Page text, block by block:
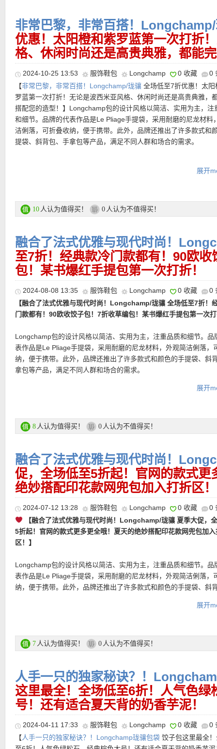
年销冠！松弛软榻像一朵轻轻落在肩上的云。石榴红颜色，则在随
一份明亮与态度。采用轻盈复合帆布，包身自然垂坠，随走随动，
很有型。Longchamp 标志性的骑士奖牌，低调点缀，安全感与品
存。可肩背、腋下背，甚至自由更换肩带，玩法很多。
【Longchamp珑骧 Le Pliage大号背包 黑五85折仅131欧！】
轻
搭，是Longchamp最受欢迎的经典背包款，大号也太能装了吧！粉
柔又清爽，日常通勤、旅行都能轻松驾驭。设计简约大方，搭配了
革扣环和拉链，展现出自然与现代的完美结合。背包有一个侧袋方
【Longchamp ÉPURE马鞍包 新人折上折仅258欧！】在经典与
间，Longchamp 找到了一条恰到好处的平衡。Épure，大象品牌流
压印着低调却又皱纹度的赛马logo，是对品牌马术精神的精致致敬
用牛皮打造，质地坚固耐磨，却依然保有温润玻璃与柔软触感，打
艺对细节的极致讲究。
【Longchamp/珑骧 Le Pliage琴谱包 特价仅315欧，原价450欧
田园风格的琴谱包，背上就能去南法花田采风了！天然色调的小牛
却耐用，搭配对比色植鞣皮革LOGO标签，经典珑骧气息。条纹宽
包的最大亮点，完全可以一身纯色穿搭然后这条肩带松松挎在身上
出门轻松又有型超有feel~
购买直达链接在此
【Longchamp/珑骧 Re-Play拼接水桶包 特价仅315欧，原价450
好看，这只别具一格的水桶包，其实是Longchamp用回收肩带再创
计，既有创意又环保。每一只都是由品牌自行回收过来的肩带编织
色自由胆，而且每一只都有细微差别，这不就是我们追求的全球独
吗？包身大容量，配有圆润皮革手柄，延续了Longchamp家一贯的
购买直达链接在此
正面饰有logo压花，摁扣翻盖，绝对的经典款，推荐收！好看，随
和时髦！
产品直达链接点此
【Longchamp/珑骧 Le Pliage胸包 8折仅152欧！】
背，搭出运动风格都会造型。想要表达自我与对行动自如的渴望，
Energy 满足以机动性为行动核心的日常需求。采用ECONYL再生
使此系列包款轻巧且舒适。其明亮且对比鲜明的线条透过微妙细节
Longchamp/珑骧 热门单品
【Longchamp/珑骧 Roseau Essential月牙包 特价仅245欧！】
经典的竹节变为肩带装饰，恰到好处地点缀着粒面皮革包身，设计
而简洁。去棱角化，抛物线般的圆润线条，带来不一样的时髦感，
约质感的职场女精英们的心头好。没有明显logo，却自带与世无争
感。整体风格随性轻松的月牙包，也巧妙融合了法式浪漫和趣味！
购买直达链接在此
【Longchamp/珑骧 Roseau Essential托特包 特价仅364欧！】
的包形加上竹子包扣点缀很拉好感！此款托特包线条简洁，尺寸适
经典托特包元素，质地柔软、外形流畅。空间充裕。此系列是传奇
的休闲款，看起来随意闲适却又不失时尚。
非常巴黎，非常百搭！
优惠！太阳橙和紫罗蓝第一次打折
格、休闲时尚还是高贵典雅，都能
2024-10-25 13:53 服饰鞋包 Longchamp 0 收藏
0
【非常巴黎，非常百搭！Longchamp/珑骧 全场低至7折优惠！太阳
罗蓝第一次打折！无论是波西米亚风格、休闲时尚还是高贵典雅，
搭配您的造型！】Longchamp包的设计风格以简洁、实用为主，注
和细节。品牌的代表作品是Le Pliage手提袋，采用耐磨的尼龙材料
洁俐落，可折叠收纳，便于携带。此外，品牌还推出了许多款式和
提袋、斜背包、手拿包等产品，满足不同人群和场合的需求。
转账等
———–热门单品推荐———–
【Longchamp Très单肩邮差包 折后仅256欧，原价320欧！】优
型，细看两枚扣子像大大的眼睛好可爱！轻巧且多彩的Très Paris
型的棒球夹克或连身裙，传递自信又从容的舒适感；
产品直达链接点此
【Longchamp Sienna太阳橙色限定款饺子包 折后仅176欧，原价
欧！】鲜艳而明亮的颜色，大致跟成熟的柿子或晚霞的颜色接近，
有活力！好看，随性，还能装。价格公道、材质轻盈、设计简洁。
还是使用，都不会让你觉得吃力。简直是法式生活方式的代表，简
却能够毫不费力地保持优雅和时髦！
展开
10 人认为值得买！ 0 人认为不值得买！
融合了法式优雅与现代时尚！
至7折！经典款冷门款都有！90欧
包！某书爆红手提包第一次打折！
2024-08-08 13:35 服饰鞋包 Longchamp 0 收藏
0
【融合了法式优雅与现代时尚！Longchamp/珑骧 全场低至7折！
门款都有！90欧收饺子包！7折收草编包！某书爆红手提包第一次
Longchamp包的设计风格以简洁、实用为主，注重品质和细节。品
表作品是Le Pliage手提袋，采用耐磨的尼龙材料，外观简洁俐落，
纳，便于携带。此外，品牌还推出了许多款式和颜色的手提袋、斜
拿包等产品，满足不同人群和场合的需求。
• 支付方式： Paypal、American Express、MasterCard、Visa等。
———-Longchamp 大促单品推荐
【LONGCHAMP 迷你草编包 特价仅150欧，原价210欧！】草编包
一个符号，有它出现的穿搭中，总传递出一种休闲惬意的度假感，
的氛围也要更加的慵懒和文艺。珑骧这只LE PANIER PLIAGE饰有
形，设计感十足，展现优雅与休闲造型。这款独特的小手袋可以容
需品。可拆卸肩带可以随意调节，包身珑骧标识印花时尚有趣。
购买直达链接在此
展开
8 人认为值得买！ 0 人认为不值得买！
融合了法式优雅与现代时尚！
促，全场低至5折起！官网的款式更
绝妙搭配印花款网兜包加入打折区！
2024-07-12 13:28 服饰鞋包 Longchamp 0 收藏
0
【融合了法式优雅与现代时尚！Longchamp/珑骧 夏季大促，
5折起！官网的款式更多更全哦！夏天的绝妙搭配印花款网兜包加入
区！】
Longchamp包的设计风格以简洁、实用为主，注重品质和细节。品
表作品是Le Pliage手提袋，采用耐磨的尼龙材料，外观简洁俐落，
纳，便于携带。此外，品牌还推出了许多款式和颜色的手提袋、斜
支付方式：信用卡、Paypal、EC卡、Klarna等
Longchamp/珑骧 热门单品
【Longchamp/珑骧 #LE PLIAGE雏菊网兜包 夏季大促仅144欧！
展开
7 人认为值得买！ 0 人认为不值得买！
人手一只的独家秘诀？！
这里最全！全场低至6折！人气色绿
号！还有适合夏天背的奶香芋泥！
2024-04-11 17:33 服饰鞋包 Longchamp 0 收藏
0
【人手一只的独家秘诀？！Longchamp珑骧包袋 饺子包这里最全